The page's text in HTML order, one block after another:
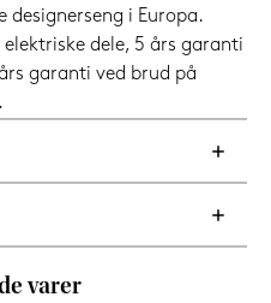
designerseng i Europa.
dele, 5 års garanti
garanti ved brud på
varer